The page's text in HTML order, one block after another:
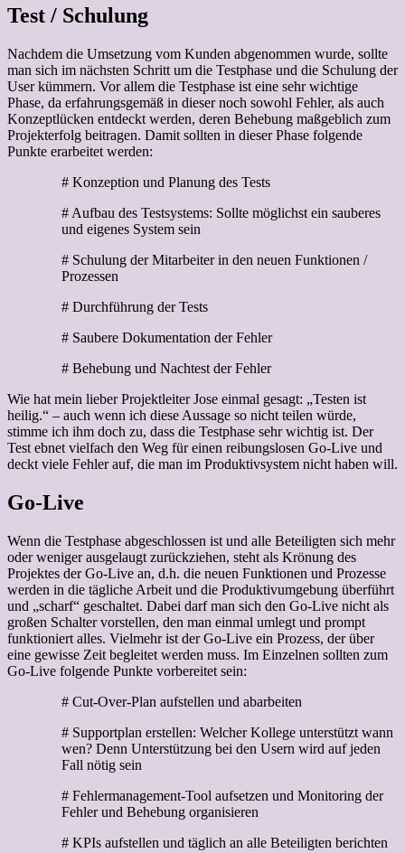
Test / Schulung
Nachdem die Umsetzung vom Kunden abgenommen wurde, sollte
man sich im nächsten Schritt um die Testphase und die Schulung der
User kümmern. Vor allem die Testphase ist eine sehr wichtige
Phase, da erfahrungsgemäß in dieser noch sowohl Fehler, als auch
Konzeptlücken entdeckt werden, deren Behebung maßgeblich zum
Projekterfolg beitragen. Damit sollten in dieser Phase folgende
Punkte erarbeitet werden:
# Konzeption und Planung des Tests
# Aufbau des Testsystems: Sollte möglichst ein sauberes
und eigenes System sein
# Schulung der Mitarbeiter in den neuen Funktionen /
Prozessen
# Durchführung der Tests
# Saubere Dokumentation der Fehler
# Behebung und Nachtest der Fehler
Wie hat mein lieber Projektleiter Jose einmal gesagt: „Testen ist
heilig.“ – auch wenn ich diese Aussage so nicht teilen würde,
stimme ich ihm doch zu, dass die Testphase sehr wichtig ist. Der
Test ebnet vielfach den Weg für einen reibungslosen Go-Live und
deckt viele Fehler auf, die man im Produktivsystem nicht haben will.
Go-Live
Wenn die Testphase abgeschlossen ist und alle Beteiligten sich mehr
oder weniger ausgelaugt zurückziehen, steht als Krönung des
Projektes der Go-Live an, d.h. die neuen Funktionen und Prozesse
werden in die tägliche Arbeit und die Produktivumgebung überführt
und „scharf“ geschaltet. Dabei darf man sich den Go-Live nicht als
großen Schalter vorstellen, den man einmal umlegt und prompt
funktioniert alles. Vielmehr ist der Go-Live ein Prozess, der über
eine gewisse Zeit begleitet werden muss. Im Einzelnen sollten zum
Go-Live folgende Punkte vorbereitet sein:
# Cut-Over-Plan aufstellen und abarbeiten
# Supportplan erstellen: Welcher Kollege unterstützt wann
wen? Denn Unterstützung bei den Usern wird auf jeden
Fall nötig sein
# Fehlermanagement-Tool aufsetzen und Monitoring der
Fehler und Behebung organisieren
# KPIs aufstellen und täglich an alle Beteiligten berichten